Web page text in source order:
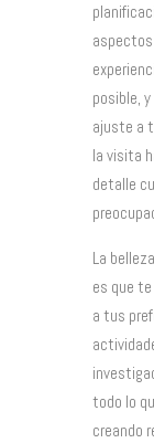
posible,
ajuste a
la visita
detalle
La
es que
a tus
todo lo
creando